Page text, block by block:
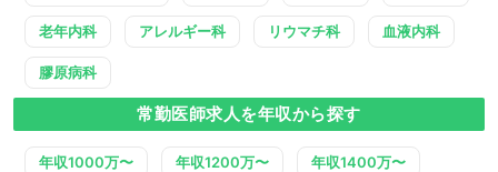
老年内科 アレルギー科 リウマチ科 血液内科
膠原病科
常勤医師求人を年収から探す
年収1000万〜 年収1200万〜 年収1400万〜